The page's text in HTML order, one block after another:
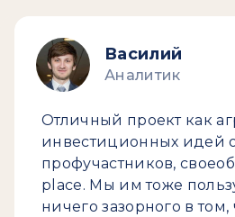
Василий
Аналитик
Отличный проект как
инвестиционных идей
профучастников,
place. Мы им тоже
ничего зазорного в том,